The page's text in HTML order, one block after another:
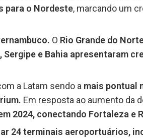
para o Nordeste, marcando um
O Rio Grande do
Sergipe e Bahia apresentaram
a Latam sendo a mais pontual
Em resposta ao aumento da
2024, conectando Fortaleza e
24 terminais aeroportuários,